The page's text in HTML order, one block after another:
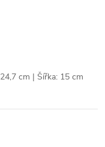
cm | Šířka: 15 cm